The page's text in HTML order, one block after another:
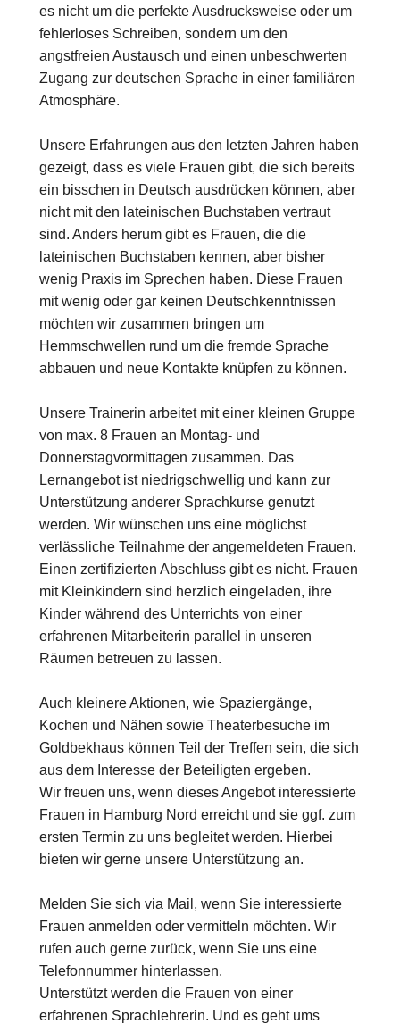
es nicht um die perfekte Ausdrucksweise oder um
fehlerloses Schreiben, sondern um den
angstfreien Austausch und einen unbeschwerten
Zugang zur deutschen Sprache in einer familiären
Atmosphäre.
Unsere Erfahrungen aus den letzten Jahren haben
gezeigt, dass es viele Frauen gibt, die sich bereits
ein bisschen in Deutsch ausdrücken können, aber
nicht mit den lateinischen Buchstaben vertraut
sind. Anders herum gibt es Frauen, die die
lateinischen Buchstaben kennen, aber bisher
wenig Praxis im Sprechen haben. Diese Frauen
mit wenig oder gar keinen Deutschkenntnissen
möchten wir zusammen bringen um
Hemmschwellen rund um die fremde Sprache
abbauen und neue Kontakte knüpfen zu können.
Unsere Trainerin arbeitet mit einer kleinen Gruppe
von max. 8 Frauen an Montag- und
Donnerstagvormittagen zusammen. Das
Lernangebot ist niedrigschwellig und kann zur
Unterstützung anderer Sprachkurse genutzt
werden. Wir wünschen uns eine möglichst
verlässliche Teilnahme der angemeldeten Frauen.
Einen zertifizierten Abschluss gibt es nicht. Frauen
mit Kleinkindern sind herzlich eingeladen, ihre
Kinder während des Unterrichts von einer
erfahrenen Mitarbeiterin parallel in unseren
Räumen betreuen zu lassen.
Auch kleinere Aktionen, wie Spaziergänge,
Kochen und Nähen sowie Theaterbesuche im
Goldbekhaus können Teil der Treffen sein, die sich
aus dem Interesse der Beteiligten ergeben.
Wir freuen uns, wenn dieses Angebot interessierte
Frauen in Hamburg Nord erreicht und sie ggf. zum
ersten Termin zu uns begleitet werden. Hierbei
bieten wir gerne unsere Unterstützung an.
Melden Sie sich via Mail, wenn Sie interessierte
Frauen anmelden oder vermitteln möchten. Wir
rufen auch gerne zurück, wenn Sie uns eine
Telefonnummer hinterlassen.
Unterstützt werden die Frauen von einer
erfahrenen Sprachlehrerin. Und es geht ums